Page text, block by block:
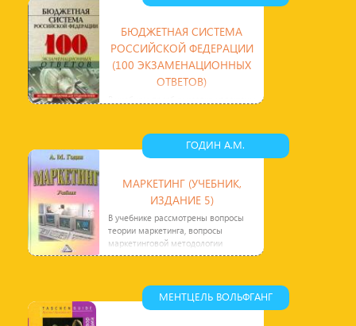
БЮДЖЕТНАЯ СИСТЕМА
РОССИЙСКОЙ ФЕДЕРАЦИИ
(100 ЭКЗАМЕНАЦИОННЫХ
ОТВЕТОВ)
стандартом и учебной программой
по
ГОДИН А.М.
МАРКЕТИНГ (УЧЕБНИК,
ИЗДАНИЕ 5)
В учебнике рассмотрены вопросы
теории маркетинга, вопросы
маркетинговой методологии
привязаны к коммерческой
МЕНТЦЕЛЬ ВОЛЬФГАНГ